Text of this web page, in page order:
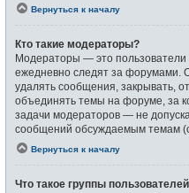
Вернуться к началу
Кто такие модераторы?
Модераторы — это пользователи
ежедневно следят за форумами.
удалять сообщения, закрывать,
объединять темы на форуме, за
задачи модераторов — не
сообщений обсуждаемым темам
Вернуться к началу
Что такое группы